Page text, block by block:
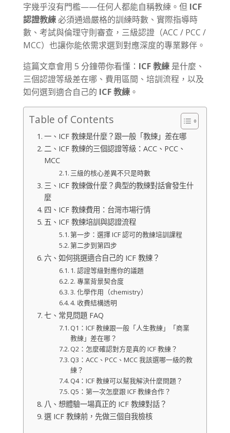
字幾乎沒有門檻——任何人都能自稱教練。但 ICF
認證教練必須通過嚴格的訓練時數、實際指導時
數、考試與倫理守則審查，三級認證（ACC / PCC /
MCC）也讓你能依需求選到對應深度的專業夥伴。
這篇文章會用 5 分鐘帶你看懂： ICF 教練是什麼、
三個認證等級差在哪、費用區間、培訓流程，以及
如何選到適合自己的 ICF 教練。
Table of Contents
一、ICF 教練是什麼？跟一般「教練」差在哪
二、ICF 教練的三個認證等級：ACC、PCC、
MCC
三級的核心差異不只是時數
三、ICF 教練做什麼？典型的教練對話會發生什
麼
四、ICF 教練費用：台灣市場行情
五、ICF 教練培訓與認證流程
第一步：選擇 ICF 認可的教練培訓課程
第二步到第四步
六、如何挑選適合自己的 ICF 教練？
1. 認證等級對應你的議題
2. 專業背景契合度
3. 化學作用（chemistry）
4. 收費結構透明
七、常見問題 FAQ
Q1：ICF 教練跟一般「人生教練」「商業
教練」差在哪？
Q2：怎麼確認對方是真的 ICF 教練？
Q3：ACC、PCC、MCC 我該選哪一級的教
練？
Q4：ICF 教練可以幫我解決什麼問題？
Q5：第一次怎麼跟 ICF 教練合作？
八、想體驗一場真正的 ICF 教練對話？
選 ICF 教練前，先做三個自我檢核